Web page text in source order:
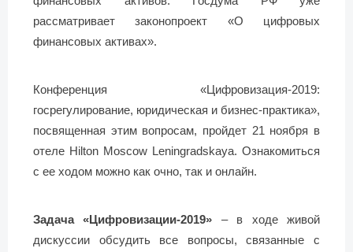
рассматривает законопроект «О цифровых
финансовых активах».
Конференция «Цифровизация-2019:
госрегулирование, юридическая и бизнес-практика»,
посвященная этим вопросам, пройдет 21 ноября в
отеле Hilton Moscow Leningradskaya. Ознакомиться
с ее ходом можно как очно, так и онлайн.
Задача «Цифровизации-2019» – в ходе живой
дискуссии обсудить все вопросы, связанные с